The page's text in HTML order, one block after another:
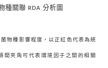
種關聯 RDA 分析圖
物種影響程度，以正紅色代表為統
間夾角可代表環境因子之間的相關